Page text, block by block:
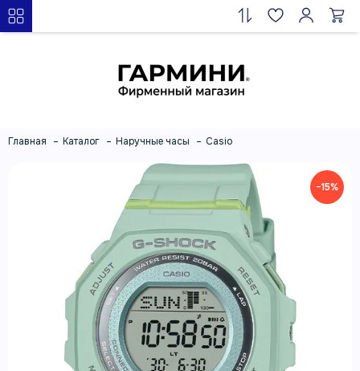
Главная Каталог Наручные часы Casio
−15%